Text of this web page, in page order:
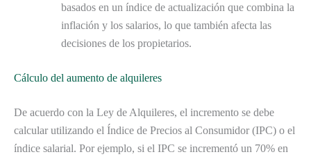
basados en un índice de actualización que combina la
inflación y los salarios, lo que también afecta las
decisiones de los propietarios.
Cálculo del aumento de alquileres
De acuerdo con la Ley de Alquileres, el incremento se debe
calcular utilizando el Índice de Precios al Consumidor (IPC) o el
índice salarial. Por ejemplo, si el IPC se incrementó un 70% en